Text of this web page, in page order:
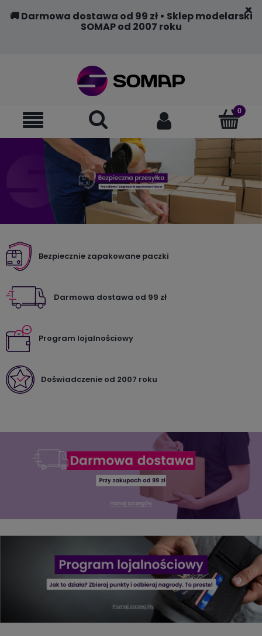
🚚 Darmowa dostawa od 99 zł • Sklep modelarski
SOMAP od 2007 roku
Bezpiecznie zapakowane paczki
Darmowa dostawa od 99 zł
Program lojalnościowy
Doświadczenie od 2007 roku